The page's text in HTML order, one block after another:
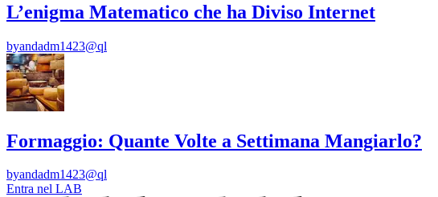
L’enigma Matematico che ha Diviso Internet
byandadm1423@ql
Formaggio: Quante Volte a Settimana Mangiarlo?
byandadm1423@ql
Entra nel LAB